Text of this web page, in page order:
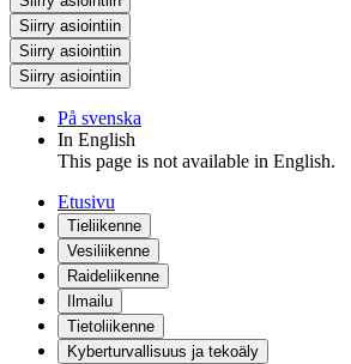
Siirry asiointiin
Siirry asiointiin
Siirry asiointiin
På svenska
In English
This page is not available in English.
Etusivu
Tieliikenne
Vesiliikenne
Raideliikenne
Ilmailu
Tietoliikenne
Kyberturvallisuus ja tekoäly